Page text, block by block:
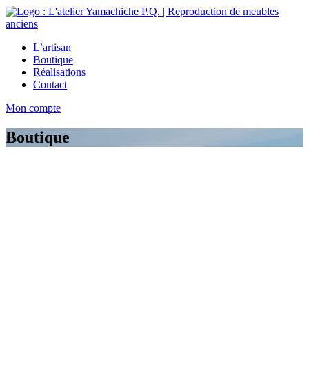
L’artisan
Boutique
Réalisations
Contact
Mon compte
Boutique